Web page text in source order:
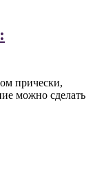
прически,
можно сделать